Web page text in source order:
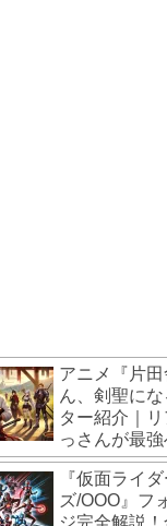
アニメ『片
ん、剣聖に
ター紹介｜
っさんが最
『仮面ライ
ズ/OOO』フ
ジ完全解説